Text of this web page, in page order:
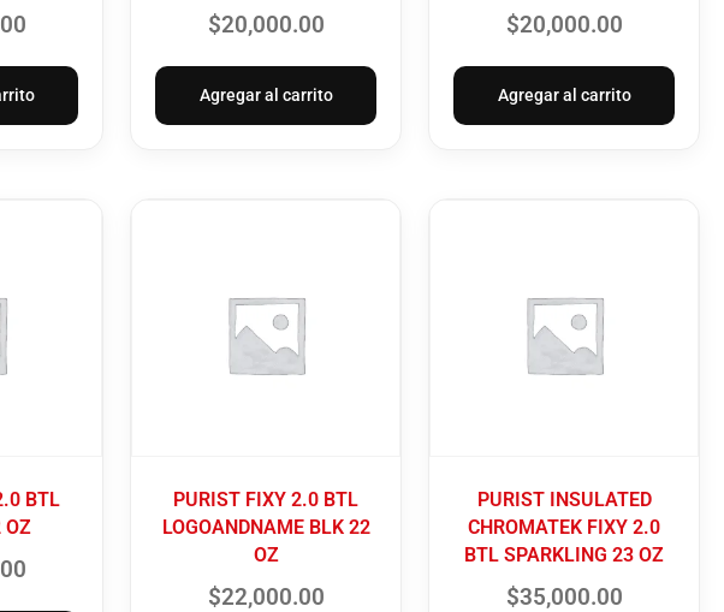
$20,000.00
Agregar al carrito
$20,000.00
Agregar al carrito
BTL
OZ
PURIST FIXY 2.0 BTL
LOGOANDNAME BLK 22
OZ
$22,000.00
PURIST INSULATED
CHROMATEK FIXY 2.0
BTL SPARKLING 23 OZ
$35,000.00